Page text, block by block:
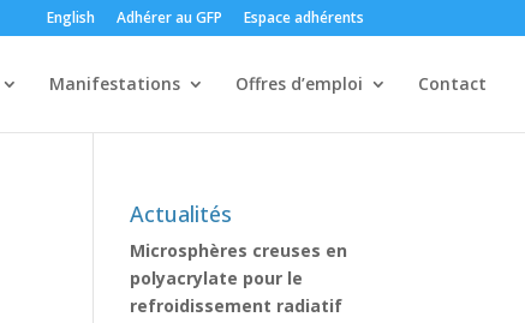
English Adhérer au GFP Espace adhérents
Manifestations Offres d’emploi Contact
Actualités
Microsphères creuses en
polyacrylate pour le
refroidissement radiatif